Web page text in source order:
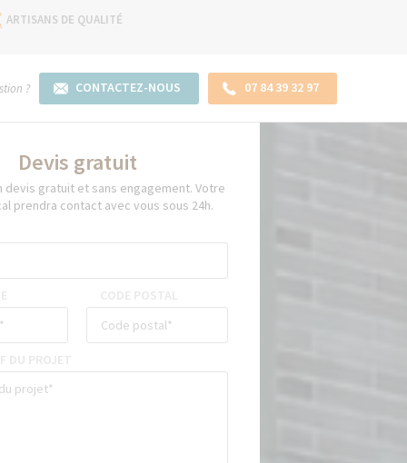
ARTISANS DE QUALITÉ
? CONTACTEZ-NOUS 07 84 39 32 97
Devis gratuit
devis gratuit et sans engagement. Votre
prendra contact avec vous sous 24h.